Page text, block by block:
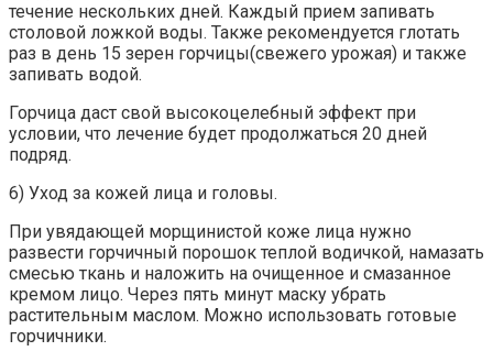
течение нескольких дней. Каждый прием запивать
столовой ложкой воды. Также рекомендуется глотать
раз в день 15 зерен горчицы(свежего урожая) и также
запивать водой.
Горчица даст свой высокоцелебный эффект при
условии, что лечение будет продолжаться 20 дней
подряд.
6) Уход за кожей лица и головы.
При увядающей морщинистой коже лица нужно
развести горчичный порошок теплой водичкой, намазать
смесью ткань и наложить на очищенное и смазанное
кремом лицо. Через пять минут маску убрать
растительным маслом. Можно использовать готовые
горчичники.